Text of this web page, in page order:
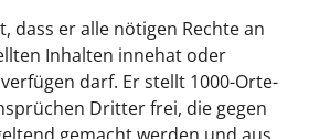
dass er alle nötigen Rechte an
Inhalten innehat oder
darf. Er stellt 1000-Orte-
Dritter frei, die gegen